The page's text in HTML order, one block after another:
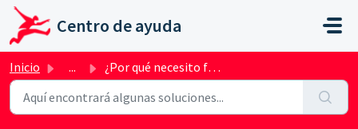
Ir al contenido principal
Centro de ayuda
Inicio ... ¿Por qué necesito firmar un acuerdo en la oficina de reco...